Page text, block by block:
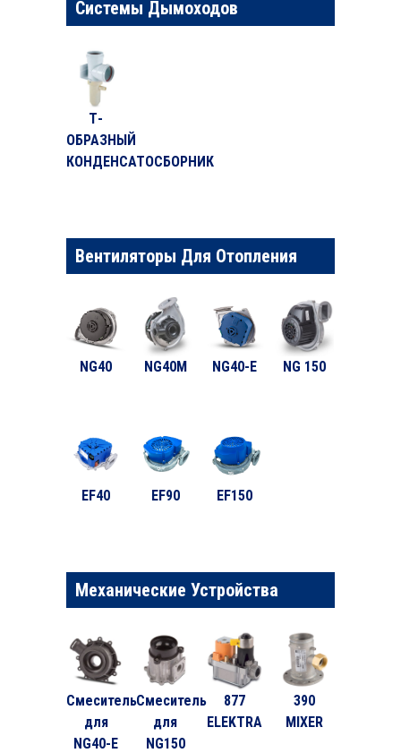
Системы Дымоходов
Т-
ОБРАЗНЫЙ
КОНДЕНСАТОСБОРНИК
Вентиляторы Для Отопления
NG40 NG40M NG40-E NG 150
EF40 EF90 EF150
Механические Устройства
Смеситель
для
NG40-E
Смеситель
для
NG150
877
ELEKTRA
390
MIXER